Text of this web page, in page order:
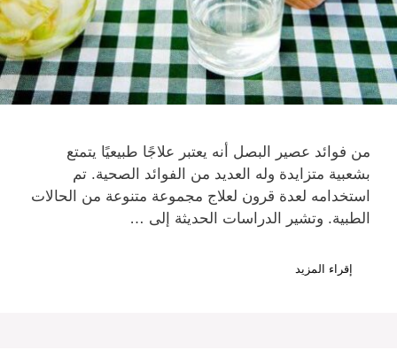
من فوائد عصير البصل أنه يعتبر علاجًا طبيعيًا يتمتع
بشعبية متزايدة وله العديد من الفوائد الصحية. تم
استخدامه لعدة قرون لعلاج مجموعة متنوعة من الحالات
الطبية. وتشير الدراسات الحديثة إلى …
إقراء المزيد